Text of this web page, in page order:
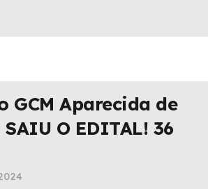
GCM Aparecida de
O EDITAL! 36